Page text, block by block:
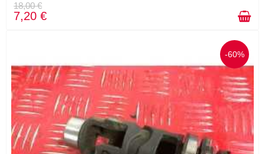
18,00 €
7,20 €
-60%